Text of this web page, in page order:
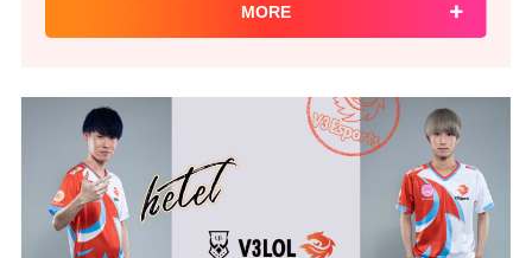
MORE